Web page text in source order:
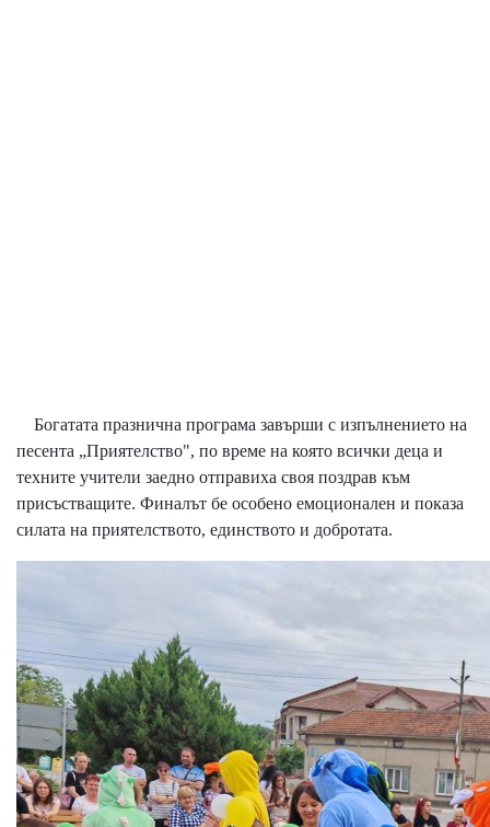
Богатата празнична програма завърши с изпълнението на
песента „Приятелство", по време на която всички деца и
техните учители заедно отправиха своя поздрав към
присъстващите. Финалът бе особено емоционален и показа
силата на приятелството, единството и добротата.